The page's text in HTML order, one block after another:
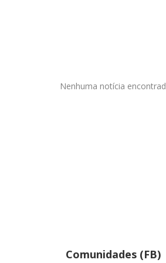
Nenhuma notícia
Comunidades (FB)